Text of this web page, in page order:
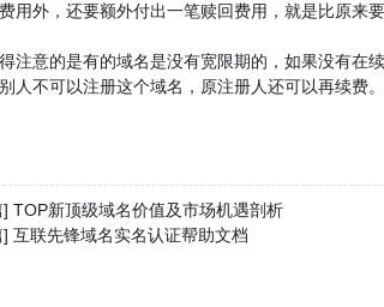
用外，还要额外付出一笔赎回费用，就是比原来
意的是有的域名是没有宽限期的，如果没有在续
人不可以注册这个域名，原注册人还可以再续费
] TOP新顶级域名价值及市场机遇剖析
] 互联先锋域名实名认证帮助文档